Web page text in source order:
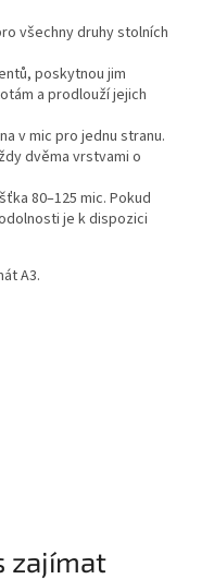
všechny druhy stolních
poskytnou jim
a prodlouží jejich
v mic pro jednu stranu.
dvěma vrstvami o
80–125 mic. Pokud
je k dispozici
A3.
zajímat